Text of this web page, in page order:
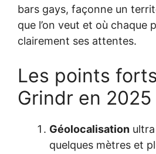
bars gays, façonne un
que l’on veut et où chaque
clairement ses attentes.
Les points
Grindr en 2025
Géolocalisation
quelques mètres et